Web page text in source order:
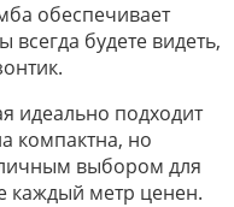
обеспечивает
всегда будете видеть,
идеально подходит
компактна, но
выбором для
каждый метр ценен.